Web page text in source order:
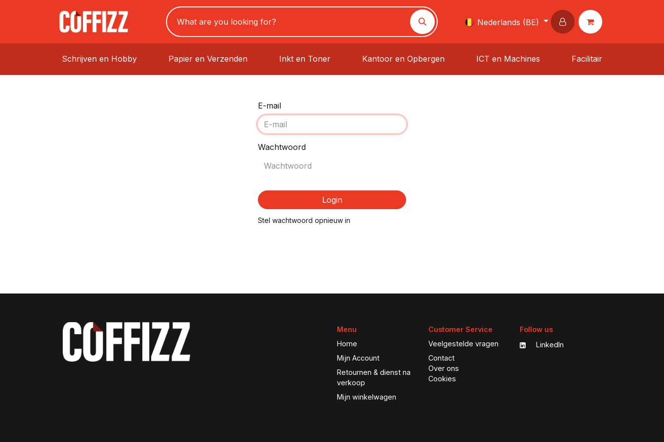
Nederlands (BE)
Schrijven en Hobby Papier en Verzenden Inkt en Toner Kantoor en Opbergen ICT en Machines Facilitair
E-mail
Wachtwoord
Login
Stel wachtwoord opnieuw in
Follow us
LinkedIn
Customer Service
Veelgestelde vragen
Contact
Over ons
Cookies
Menu
Home
Mijn Account
Retournen & dienst na
verkoop
Mijn winkelwagen